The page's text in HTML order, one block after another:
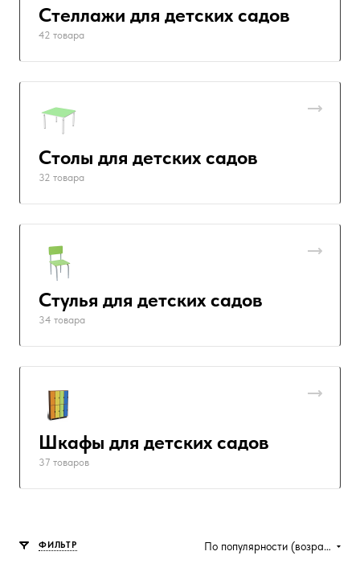
Стеллажи для детских садов
42 товара
Столы для детских садов
32 товара
Стулья для детских садов
34 товара
Шкафы для детских садов
37 товаров
ФИЛЬТР По популярности (возрастание)